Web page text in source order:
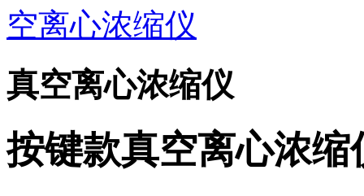
空离心浓缩仪
真空离心浓缩仪
按键款真空离心浓